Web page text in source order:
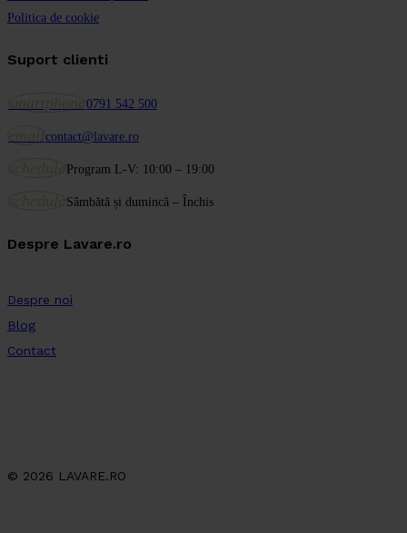
Politica de cookie
Suport clienti
0791 542 500
contact@lavare.ro
Program L-V: 10:00 – 19:00
Sâmbătă și dumincă – Închis
Despre Lavare.ro
Despre noi
Blog
Contact
© 2026 LAVARE.RO